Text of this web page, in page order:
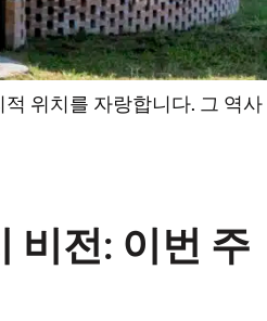
위치를 자랑합니다. 그 역사
비전: 이번 주